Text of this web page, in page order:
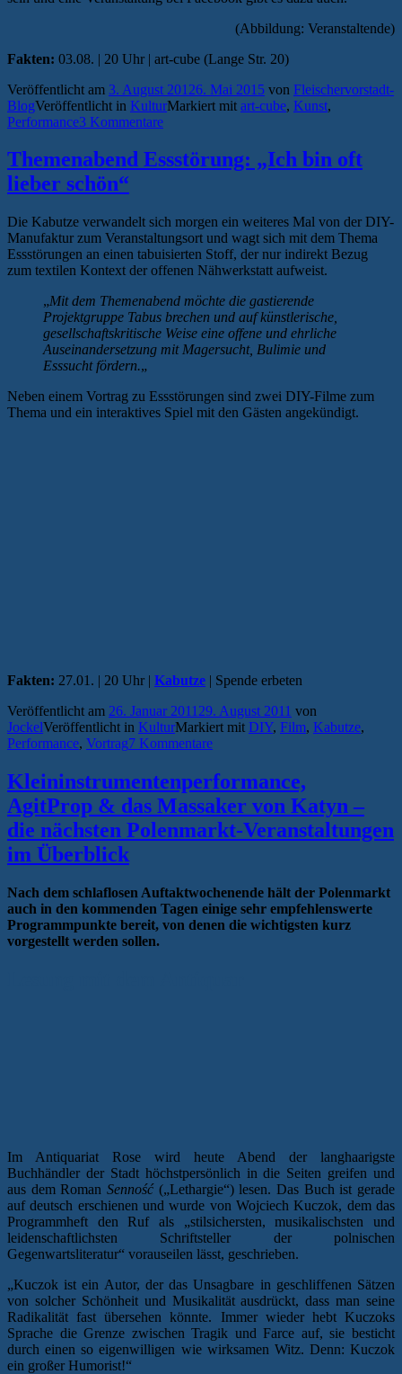
(Abbildung: Veranstaltende)
Fakten: 03.08. | 20 Uhr | art-cube (Lange Str. 20)
Veröffentlicht am 3. August 20126. Mai 2015 von Fleischervorstadt-
BlogVeröffentlicht in KulturMarkiert mit art-cube, Kunst,
Performance3 Kommentare
Themenabend Essstörung: „Ich bin oft
lieber schön“
Die Kabutze verwandelt sich morgen ein weiteres Mal von der DIY-
Manufaktur zum Veranstaltungsort und wagt sich mit dem Thema
Essstörungen an einen tabuisierten Stoff, der nur indirekt Bezug
zum textilen Kontext der offenen Nähwerkstatt aufweist.
„Mit dem Themenabend möchte die gastierende
Projektgruppe Tabus brechen und auf künstlerische,
gesellschaftskritische Weise eine offene und ehrliche
Auseinandersetzung mit Magersucht, Bulimie und
Esssucht fördern.„
Neben einem Vortrag zu Essstörungen sind zwei DIY-Filme zum
Thema und ein interaktives Spiel mit den Gästen angekündigt.
Fakten: 27.01. | 20 Uhr | Kabutze | Spende erbeten
Veröffentlicht am 26. Januar 2011 29. August 2011 von
JockelVeröffentlicht in KulturMarkiert mit DIY, Film, Kabutze,
Performance, Vortrag7 Kommentare
Kleininstrumentenperformance,
AgitProp & das Massaker von Katyn –
die nächsten Polenmarkt-Veranstaltungen
im Überblick
Nach dem schlaflosen Auftaktwochenende hält der Polenmarkt
auch in den kommenden Tagen einige sehr empfehlenswerte
Programmpunkte bereit, von denen die wichtigsten kurz
vorgestellt werden sollen.
Im Antiquariat Rose wird heute Abend der langhaarigste
Buchhändler der Stadt höchstpersönlich in die Seiten greifen und
aus dem Roman Senność(„Lethargie“) lesen. Das Buch ist gerade
auf deutsch erschienen und wurde von Wojciech Kuczok, dem das
Programmheft den Ruf als „stilsichersten, musikalischsten und
leidenschaftlichsten Schriftsteller der polnischen
Gegenwartsliteratur“ vorauseilen lässt, geschrieben.
„Kuczok ist ein Autor, der das Unsagbare in geschliffenen Sätzen
von solcher Schönheit und Musikalität ausdrückt, dass man seine
Radikalität fast übersehen könnte. Immer wieder hebt Kuczoks
Sprache die Grenze zwischen Tragik und Farce auf, sie besticht
durch einen so eigenwilligen wie wirksamen Witz. Denn: Kuczok
ein großer Humorist!“